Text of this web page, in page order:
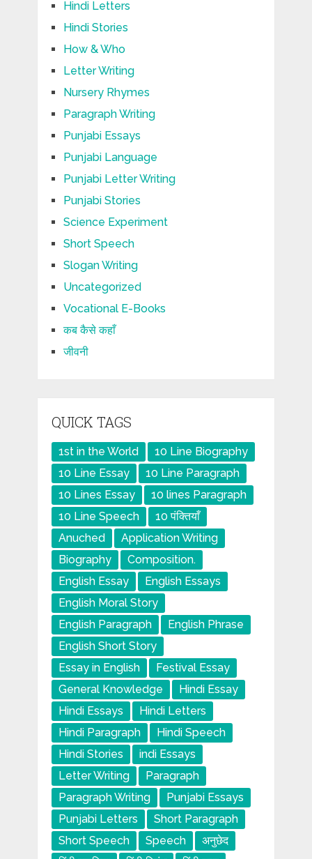
Hindi Letters
Hindi Stories
How & Who
Letter Writing
Nursery Rhymes
Paragraph Writing
Punjabi Essays
Punjabi Language
Punjabi Letter Writing
Punjabi Stories
Science Experiment
Short Speech
Slogan Writing
Uncategorized
Vocational E-Books
कब कैसे कहाँ
जीवनी
QUICK TAGS
1st in the World
10 Line Biography
10 Line Essay
10 Line Paragraph
10 Lines Essay
10 lines Paragraph
10 Line Speech
10 पंक्तियाँ
Anuched
Application Writing
Biography
Composition.
English Essay
English Essays
English Moral Story
English Paragraph
English Phrase
English Short Story
Essay in English
Festival Essay
General Knowledge
Hindi Essay
Hindi Essays
Hindi Letters
Hindi Paragraph
Hindi Speech
Hindi Stories
indi Essays
Letter Writing
Paragraph
Paragraph Writing
Punjabi Essays
Punjabi Letters
Short Paragraph
Short Speech
Speech
अनुछेद